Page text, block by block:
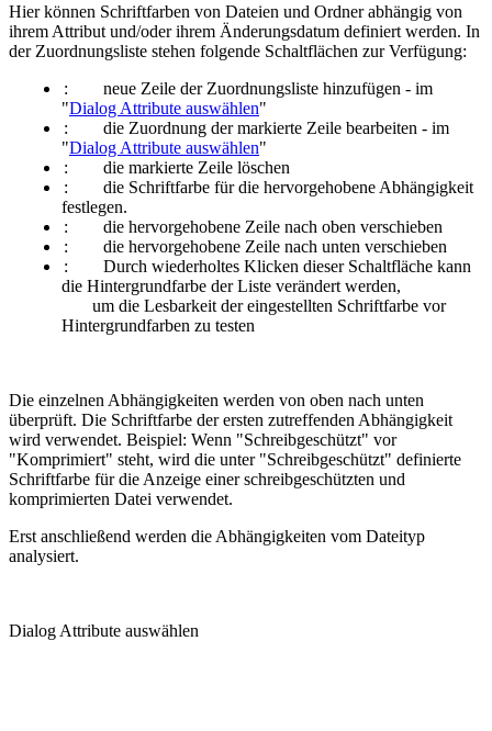
Hier können Schriftfarben von Dateien und Ordner abhängig von
ihrem Attribut und/oder ihrem Änderungsdatum definiert werden. In
der Zuordnungsliste stehen folgende Schaltflächen zur Verfügung:
:
neue Zeile der Zuordnungsliste hinzufügen - im
"Dialog Attribute auswählen"
:
die Zuordnung der markierte Zeile bearbeiten - im
"Dialog Attribute auswählen"
:
die markierte Zeile löschen
:
die Schriftfarbe für die hervorgehobene Abhängigkeit
festlegen.
:
die hervorgehobene Zeile nach oben verschieben
:
die hervorgehobene Zeile nach unten verschieben
:
Durch wiederholtes Klicken dieser Schaltfläche kann
die Hintergrundfarbe der Liste verändert werden,
um die Lesbarkeit der eingestellten Schriftfarbe vor
Hintergrundfarben zu testen
Die einzelnen Abhängigkeiten werden von oben nach unten
überprüft. Die Schriftfarbe der ersten zutreffenden Abhängigkeit
wird verwendet. Beispiel: Wenn "Schreibgeschützt" vor
"Komprimiert" steht, wird die unter "Schreibgeschützt" definierte
Schriftfarbe für die Anzeige einer schreibgeschützten und
komprimierten Datei verwendet.
Erst anschließend werden die Abhängigkeiten vom Dateityp
analysiert.
Dialog Attribute auswählen